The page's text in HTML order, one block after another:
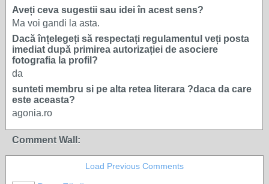
Aveți ceva sugestii sau idei în acest sens?
Ma voi gandi la asta.
Dacă înțelegeți să respectați regulamentul veți posta
imediat după primirea autorizației de asociere
fotografia la profil?
da
sunteti membru si pe alta retea literara ?daca da care
este aceasta?
agonia.ro
Comment Wall:
Load Previous Comments